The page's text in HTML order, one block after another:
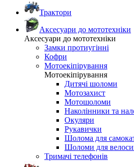
Трактори
Аксесуари до мототехніки
Аксесуари до мототехніки
Замки протиугінні
Кофри
Мотоекіпірування
Мотоекіпірування
Дитячі шоломи
Мотозахист
Мотошоломи
Наколінники та
Окуляри
Рукавички
Шолома для
Шоломи для
Тримачі телефонів